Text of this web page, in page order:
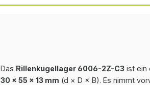
Das Rillenkugellager 6006-2Z-C3 ist ein
30 × 55 × 13 mm (d × D × B). Es nimmt